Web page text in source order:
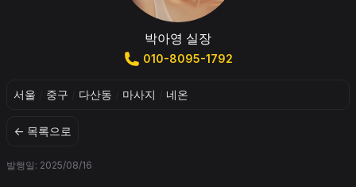
박아영 실장
010-8095-1792
서울 중구 다산동 마사지 네온
← 목록으로
발행일: 2025/08/16